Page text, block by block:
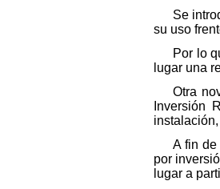
Se
su uso
Por lo
lugar una
Otra
Inversión
A fin
por
lugar a